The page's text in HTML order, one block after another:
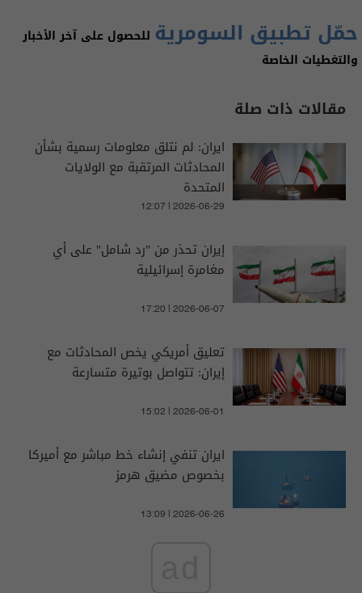
حمّل تطبيق السومرية للحصول على آخر الأخبار
والتغطيات الخاصة
مقالات ذات صلة
ايران: لم نتلق معلومات رسمية بشأن
المحادثات المرتقبة مع الولايات
المتحدة
12:07 | 2026-06-29
إيران تحذر من "رد شامل" على أي
مغامرة إسرائيلية
17:20 | 2026-06-07
تعليق أمريكي يخص المحادثات مع
إيران: تتواصل بوتيرة متسارعة
15:02 | 2026-06-01
ايران تنفي إنشاء خط مباشر مع أميركا
بخصوص مضيق هرمز
13:09 | 2026-06-26